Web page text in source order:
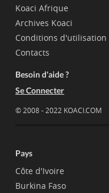
Koaci Afrique
Archives Koaci
Conditions d'utilisation
Contacts
Besoin d'aide ?
Se Connecter
© 2008 - 2022 KOACI.COM
Pays
Côte d'Ivoire
Burkina Faso